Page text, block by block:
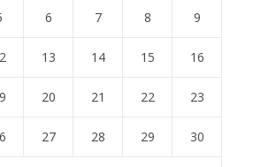
6 7 8 9
13 14 15 16
20 21 22 23
27 28 29 30